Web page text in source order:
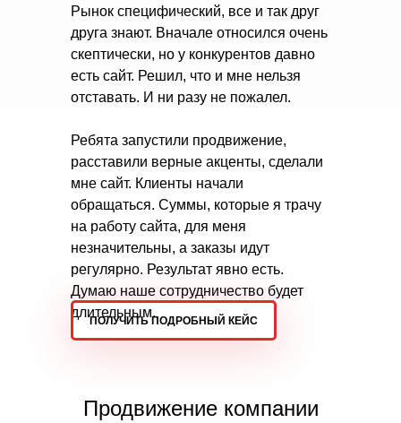
Рынок специфический, все и так друг
друга знают. Вначале относился очень
скептически, но у конкурентов давно
есть сайт. Решил, что и мне нельзя
отставать. И ни разу не пожалел.
Ребята запустили продвижение,
расставили верные акценты, сделали
мне сайт. Клиенты начали
обращаться. Суммы, которые я трачу
на работу сайта, для меня
незначительны, а заказы идут
регулярно. Результат явно есть.
Думаю наше сотрудничество будет
длительным.
ПОЛУЧИТЬ ПОДРОБНЫЙ КЕЙС
Продвижение компании